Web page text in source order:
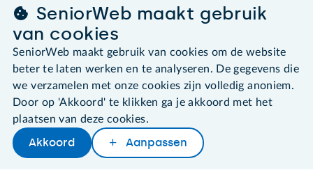
Later lezen Delen Woordenboek
De computerhulp voor u.
030 - 276 99 65
leden@seniorweb.nl
©2026 SeniorWeb
SeniorWeb maakt gebruik
van cookies
SeniorWeb maakt gebruik van cookies om de website
beter te laten werken en te analyseren. De gegevens die
we verzamelen met onze cookies zijn volledig anoniem.
Door op 'Akkoord' te klikken ga je akkoord met het
plaatsen van deze cookies.
Akkoord Aanpassen